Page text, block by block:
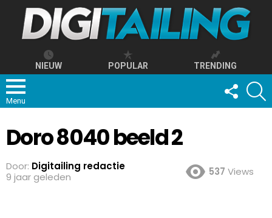
NIEUW POPULAR TRENDING
Menu
FOLLOW
US
Doro 8040 beeld 2
Door: Digitailing redactie
9 jaar geleden
537 Views